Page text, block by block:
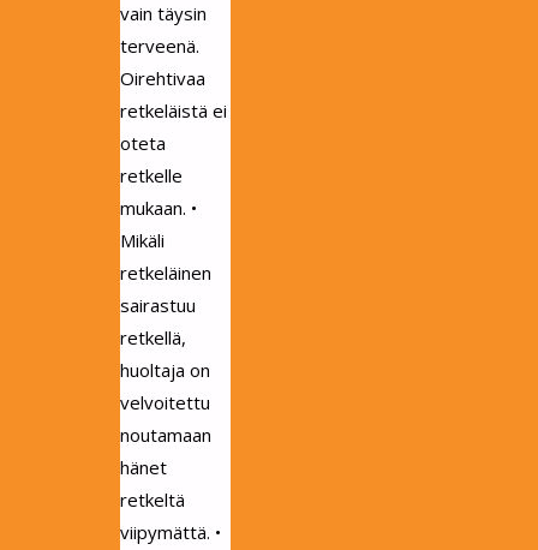
vain täysin
terveenä.
Oirehtivaa
retkeläistä ei
oteta
retkelle
mukaan. •
Mikäli
retkeläinen
sairastuu
retkellä,
huoltaja on
velvoitettu
noutamaan
hänet
retkeltä
viipymättä. •